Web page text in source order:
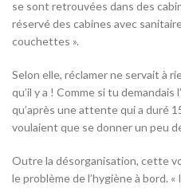
se sont retrouvées dans des
réservé des cabines avec
couchettes ».
Selon elle, réclamer ne servait à
qu’il y a ! Comme si tu demandais
qu’après une attente qui a duré
voulaient que se donner un peu
Outre la désorganisation, cette
le problème de l’hygiène à bord.